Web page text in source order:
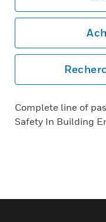
Complete line of
Safety In Building